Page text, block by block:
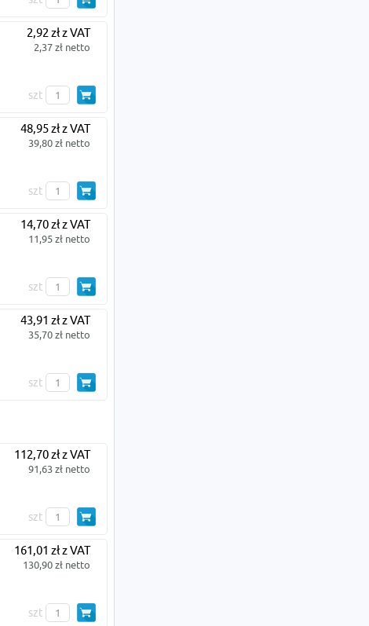
2,92 zł z VAT
2,37 zł netto
szt
48,95 zł z VAT
39,80 zł netto
szt
14,70 zł z VAT
11,95 zł netto
szt
43,91 zł z VAT
35,70 zł netto
szt
112,70 zł z VAT
91,63 zł netto
szt
161,01 zł z VAT
130,90 zł netto
szt